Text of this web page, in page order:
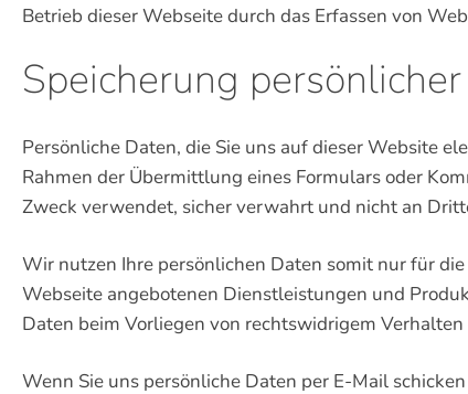
Betrieb dieser Webseite durch das Erfassen von
Speicherung
Persönliche Daten, die Sie uns auf dieser Website
Rahmen der Übermittlung eines Formulars oder
Zweck verwendet, sicher verwahrt und nicht an
Wir nutzen Ihre persönlichen Daten somit nur für
Webseite angebotenen Dienstleistungen und
Daten beim Vorliegen von rechtswidrigem
Wenn Sie uns persönliche Daten per E-Mail